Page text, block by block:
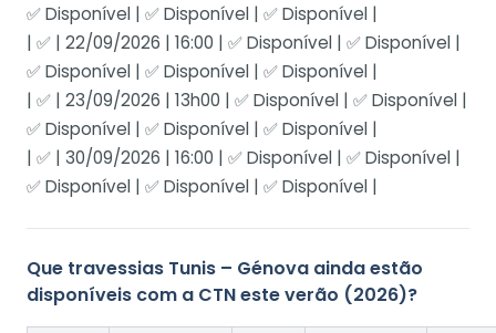
✅ Disponível | ✅ Disponível | ✅ Disponível |
| ✅ | 22/09/2026 | 16:00 | ✅ Disponível | ✅ Disponível |
✅ Disponível | ✅ Disponível | ✅ Disponível |
| ✅ | 23/09/2026 | 13h00 | ✅ Disponível | ✅ Disponível |
✅ Disponível | ✅ Disponível | ✅ Disponível |
| ✅ | 30/09/2026 | 16:00 | ✅ Disponível | ✅ Disponível |
✅ Disponível | ✅ Disponível | ✅ Disponível |
Que travessias Tunis – Génova ainda estão
disponíveis com a CTN este verão (2026)?